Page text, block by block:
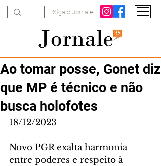
Siga o Jornale
Ao tomar posse, Gonet diz
que MP é técnico e não
busca holofotes
18/12/2023
Novo PGR exalta harmonia
entre poderes e respeito à